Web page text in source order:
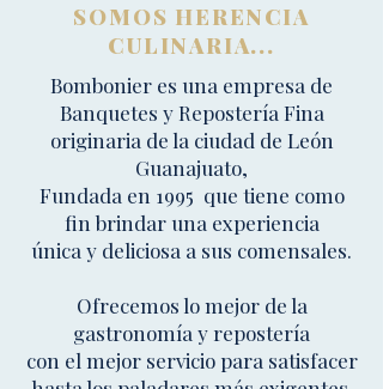
SOMOS HERENCIA
CULINARIA...
Bombonier es una empresa de
Banquetes y Repostería Fina
originaria de la ciudad de León
Guanajuato,
Fundada en 1995 que tiene como
fin brindar una experiencia
única y deliciosa a sus comensales.
Ofrecemos lo mejor de la
gastronomía y repostería
con el mejor servicio para satisfacer